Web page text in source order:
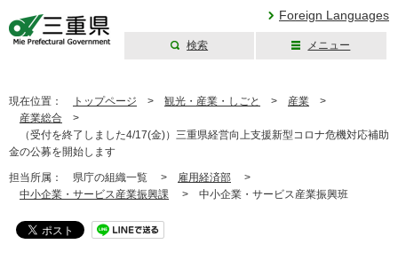
Foreign Languages
検索 メニュー
現在位置： トップページ > 観光・産業・しごと > 産業 >
産業総合 >
（受付を終了しました4/17(金)）三重県経営向上支援新型コロナ危機対応補助
金の公募を開始します
担当所属： 県庁の組織一覧 > 雇用経済部 >
中小企業・サービス産業振興課 > 中小企業・サービス産業振興班